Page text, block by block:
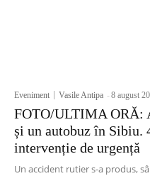
Eveniment Vasile Antipa -8 august
FOTO/ULTIMA ORĂ:
și un autobuz în Sibiu.
intervenție de urgență
Un accident rutier s-a produs,